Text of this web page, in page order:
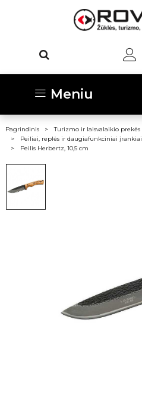
Meniu
Pagrindinis
Turizmo ir laisvalaikio prekės
Peiliai, replės ir daugiafunkciniai įrankiai
Peilis Herbertz, 10,5 cm